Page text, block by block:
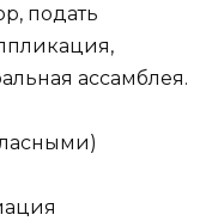
подать
ассамблея.